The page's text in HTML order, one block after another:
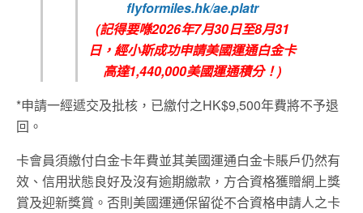
flyformiles.hk/ae.platr
(記得要喺2026年7月30日至8月31
日，經小斯成功申請美國運通白金卡
高達1,440,000美國運通積分！)
*申請一經遞交及批核，已繳付之HK$9,500年費將不予退
回。
卡會員須繳付白金卡年費並其美國運通白金卡賬戶仍然有
效、信用狀態良好及沒有逾期繳款，方合資格獲贈網上獎
賞及迎新獎賞。否則美國運通保留從不合資格申請人之卡